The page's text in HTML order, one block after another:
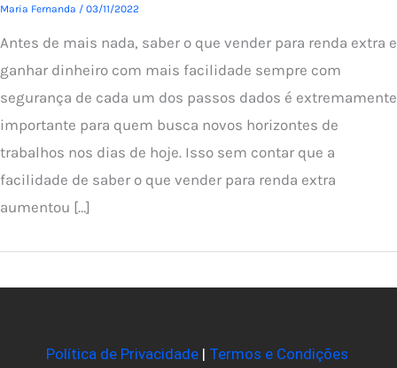
Maria Fernanda / 03/11/2022
Antes de mais nada, saber o que vender para renda extra e
ganhar dinheiro com mais facilidade sempre com
segurança de cada um dos passos dados é extremamente
importante para quem busca novos horizontes de
trabalhos nos dias de hoje. Isso sem contar que a
facilidade de saber o que vender para renda extra
aumentou […]
Política de Privacidade| Termos e Condições